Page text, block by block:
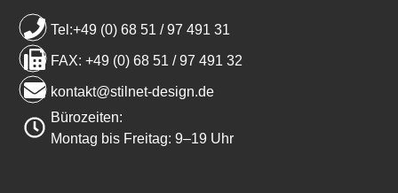
Tel:+49 (0) 68 51 / 97 491 31
FAX: +49 (0) 68 51 / 97 491 32
kontakt@stilnet-design.de
Bürozeiten:
Montag bis Freitag: 9–19 Uhr